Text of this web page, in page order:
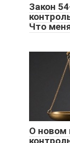
Закон
Что
О новом